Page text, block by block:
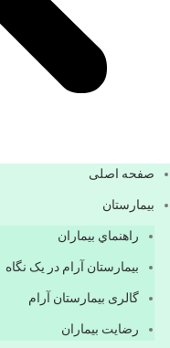
صفحه اصلی
بيمارستان
راهنماي بیماران
بیمارستان آرام در یک نگاه
گالری بیمارستان آرام
رضایت بیماران